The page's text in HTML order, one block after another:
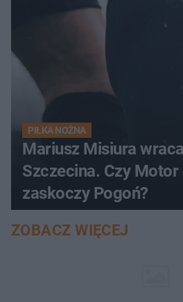
PIŁKA NOŻNA
Mariusz Misiura
Szczecina. Czy Motor
zaskoczy Pogoń?
ZOBACZ WIĘCEJ